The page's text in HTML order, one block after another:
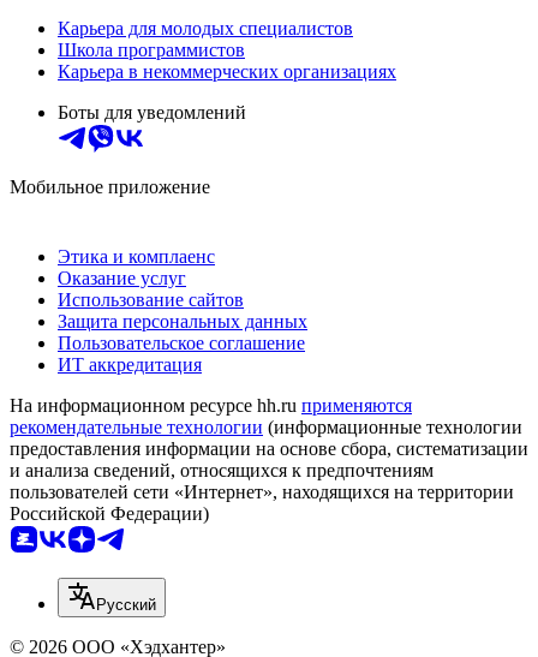
Карьера для молодых специалистов
Школа программистов
Карьера в некоммерческих организациях
Боты для уведомлений
Мобильное приложение
Этика и комплаенс
Оказание услуг
Использование сайтов
Защита персональных данных
Пользовательское соглашение
ИТ аккредитация
На информационном ресурсе hh.ru применяются
рекомендательные технологии (информационные технологии
предоставления информации на основе сбора, систематизации
и анализа сведений, относящихся к предпочтениям
пользователей сети «Интернет», находящихся на территории
Российской Федерации)
Русский
© 2026 ООО «Хэдхантер»